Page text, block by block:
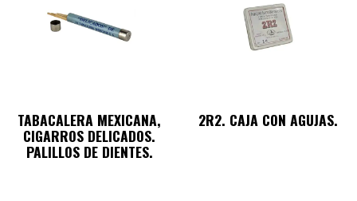
TABACALERA MEXICANA,
CIGARROS DELICADOS.
PALILLOS DE DIENTES.
2R2. CAJA CON AGUJAS.